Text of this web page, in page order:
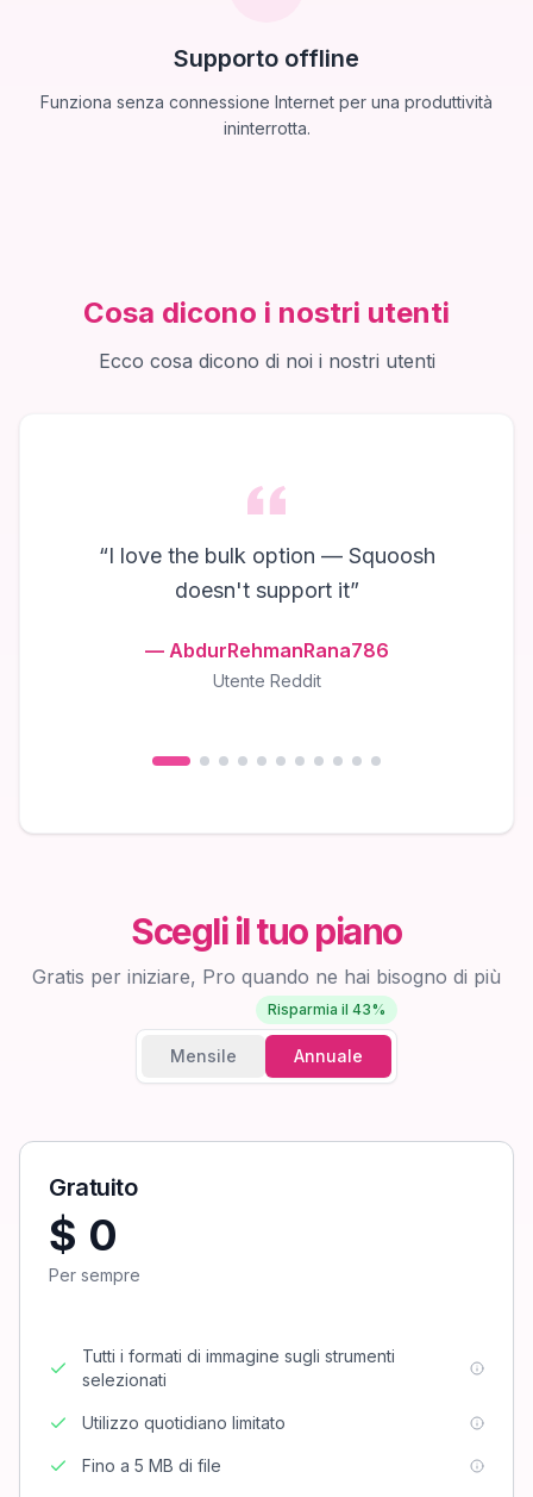
Supporto offline
Funziona senza connessione Internet per una produttività
ininterrotta.
Cosa dicono i nostri utenti
Ecco cosa dicono di noi i nostri utenti
“I love the bulk option — Squoosh
doesn't support it”
— AbdurRehmanRana786
Utente Reddit
Scegli il tuo piano
Gratis per iniziare, Pro quando ne hai bisogno di più
Risparmia il 43%
Mensile Annuale
Gratuito
$ 0
Per sempre
Tutti i formati di immagine sugli strumenti
selezionati
Utilizzo quotidiano limitato
Fino a 5 MB di file